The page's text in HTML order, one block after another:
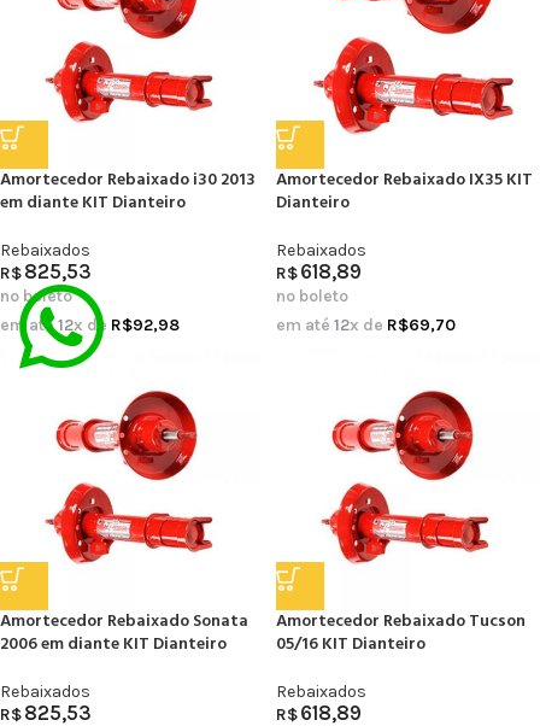
Amortecedor Rebaixado i30 2013
em diante KIT Dianteiro
Rebaixados
R$825,53
no boleto
em até12x de R$92,98
Amortecedor Rebaixado IX35 KIT
Dianteiro
Rebaixados
R$618,89
no boleto
em até 12x de R$69,70
Amortecedor Rebaixado Sonata
2006 em diante KIT Dianteiro
Rebaixados
R$825,53
Amortecedor Rebaixado Tucson
05/16 KIT Dianteiro
Rebaixados
R$618,89